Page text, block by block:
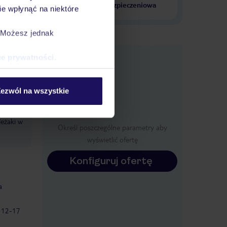
wpłynąć na niektóre
jednak
prywatności
na wszystkie
krajach
ubezpieczeniowa
leżaki w
12-17
Określ poszczególne parametry aby
wyświetlić ofertę
Konfiguruj ofertę